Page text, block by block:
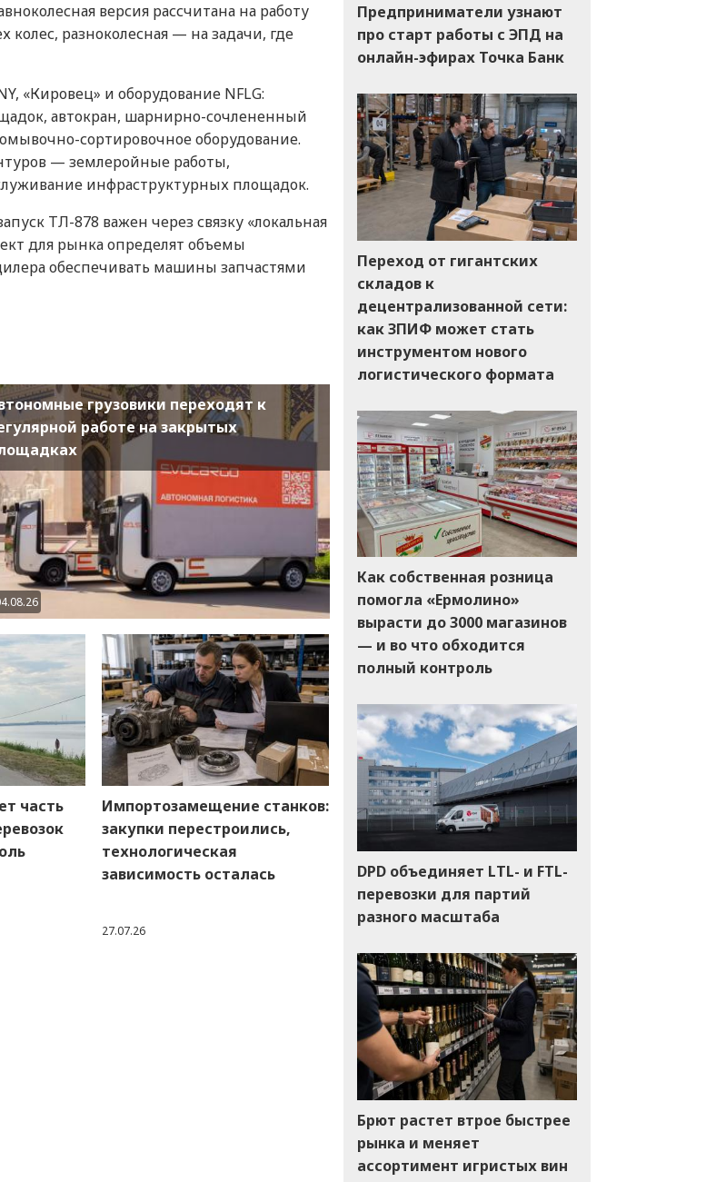
версия рассчитана на работу
колес, разноколесная — на задачи, где
«Кировец» и оборудование NFLG:
автокран, шарнирно-сочлененный
сортировочное оборудование.
— землеройные работы,
инфраструктурных площадок.
ТЛ-878 важен через связку «локальная
для рынка определят объемы
обеспечивать машины запчастями
грузовики переходят к
работе на закрытых
часть
Импортозамещение станков:
закупки перестроились,
технологическая
зависимость осталась
27.07.26
Предприниматели узнают
про старт работы с ЭПД на
онлайн-эфирах Точка Банк
Переход от гигантских
складов к
децентрализованной сети:
как ЗПИФ может стать
инструментом нового
логистического формата
Как собственная розница
помогла «Ермолино»
вырасти до 3000 магазинов
— и во что обходится
полный контроль
DPD объединяет LTL- и FTL-
перевозки для партий
разного масштаба
Брют растет втрое быстрее
рынка и меняет
ассортимент игристых вин